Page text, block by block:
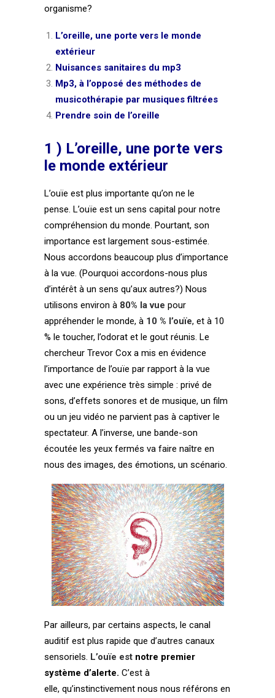
organisme?
L’oreille, une porte vers le monde
extérieur
Nuisances sanitaires du mp3
Mp3, à l’opposé des méthodes de
musicothérapie par musiques filtrées
Prendre soin de l’oreille
1 ) L’oreille, une porte vers
le monde extérieur
L’ouïe est plus importante qu’on ne le
pense. L’ouïe est un sens capital pour notre
compréhension du monde. Pourtant, son
importance est largement sous-estimée.
Nous accordons beaucoup plus d’importance
à la vue. (Pourquoi accordons-nous plus
d’intérêt à un sens qu’aux autres?) Nous
utilisons environ à 80% la vue pour
appréhender le monde, à 10 % l’ouïe, et à 10
% le toucher, l’odorat et le gout réunis. Le
chercheur Trevor Cox a mis en évidence
l’importance de l’ouïe par rapport à la vue
avec une expérience très simple : privé de
sons, d’effets sonores et de musique, un film
ou un jeu vidéo ne parvient pas à captiver le
spectateur. A l’inverse, une bande-son
écoutée les yeux fermés va faire naître en
nous des images, des émotions, un scénario.
Par ailleurs, par certains aspects, le canal
auditif est plus rapide que d’autres canaux
sensoriels. L’ouïe est notre premier
système d’alerte. C’est à
elle, qu’instinctivement nous nous référons en